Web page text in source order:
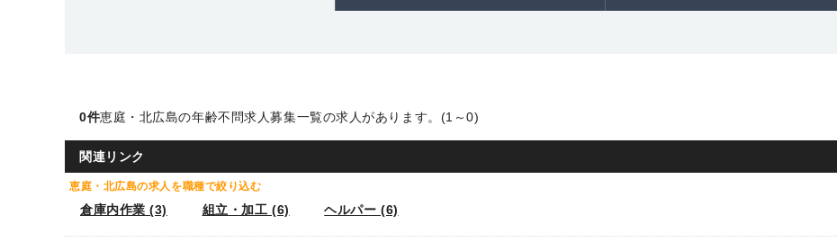
0件恵庭・北広島の年齢不問求人募集一覧の求人があります。(1～0)
関連リンク
恵庭・北広島の求人を職種で絞り込む
倉庫内作業 (3) 組立・加工 (6) ヘルパー (6)